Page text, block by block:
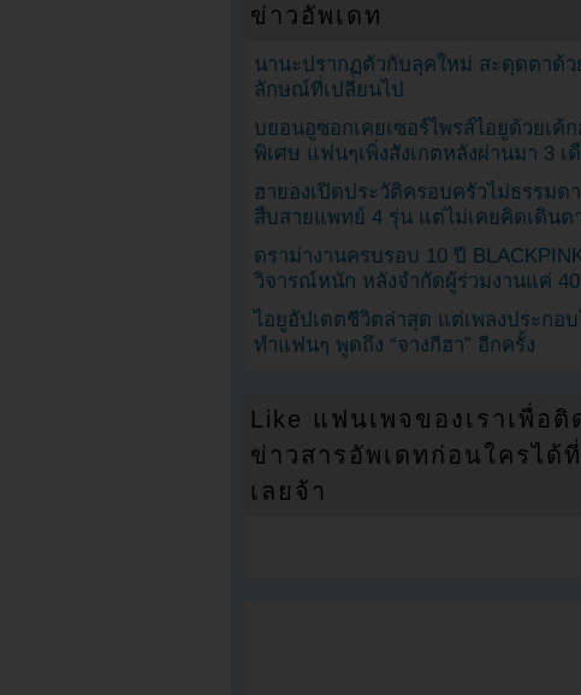
ข่าวอัพเดท
นานะปรากฏตัวกับลุคใหม่ สะดุดตาด้ว
ลักษณ์ที่เปลี่ยนไป
บยอนอูซอกเคยเซอร์ไพรส์ไอยูด้วยเค้ก
พิเศษ แฟนๆเพิ่งสังเกตหลังผ่านมา 3 เ
ฮายองเปิดประวัติครอบครัวไม่ธรรมดา
สืบสายแพทย์ 4 รุ่น แต่ไม่เคยคิดเดินต
ดราม่างานครบรอบ 10 ปี
วิจารณ์หนัก หลังจำกัดผู้ร่วมงานแค่
ไอยูอัปเดตชีวิตล่าสุด แต่เพลงประกอ
ทำแฟนๆ พูดถึง “จางกีฮา” อีกครั้ง
Like แฟนเพจของเราเพื่อติ
ข่าวสารอัพเดทก่อนใครได้
เลยจ้า